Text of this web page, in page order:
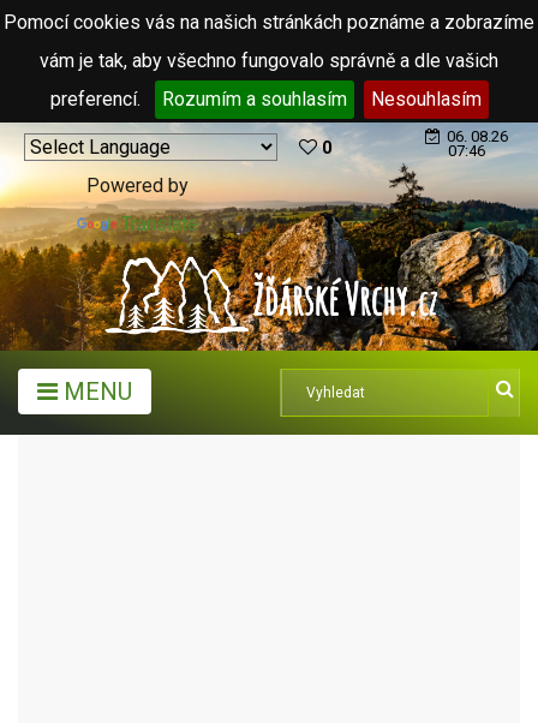
Pomocí cookies vás na našich stránkách poznáme a zobrazíme
vám je tak, aby všechno fungovalo správně a dle vašich
preferencí.
Rozumím a souhlasím Nesouhlasím
Powered by
Translate
0
06. 08.26
07:46
MENU